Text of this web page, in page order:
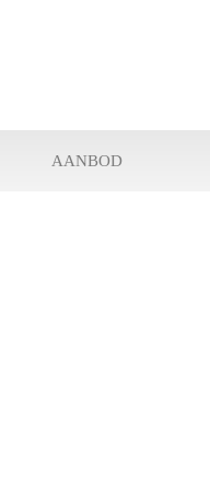
AANBOD